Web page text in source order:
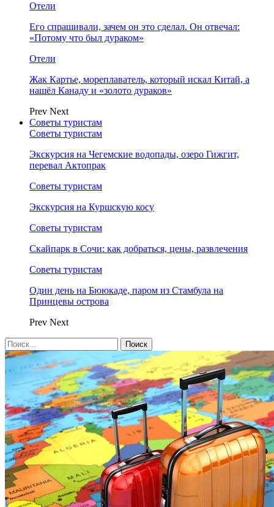
Отели
Его спрашивали, зачем он это сделал. Он отвечал:
«Потому что был дураком»
Отели
Жак Картье, мореплаватель, который искал Китай, а
нашёл Канаду и «золото дураков»
Prev Next
Советы туристам
Советы туристам
Экскурсия на Чегемские водопады, озеро Гижгит,
перевал Актопрак
Советы туристам
Экскурсия на Куршскую косу
Советы туристам
Скайпарк в Сочи: как добраться, цены, развлечения
Советы туристам
Один день на Бююкаде, паром из Стамбула на
Принцевы острова
Prev Next